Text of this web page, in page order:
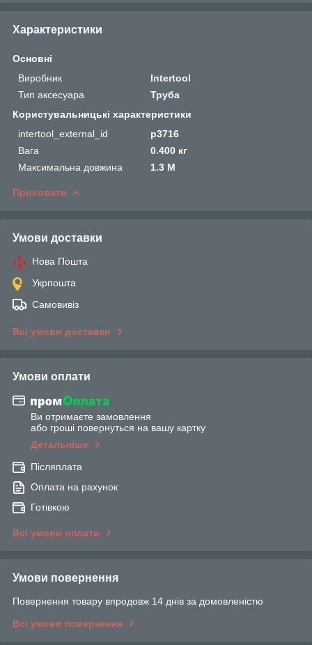
Характеристики
Основні
Виробник
Intertool
Тип аксесуара
Труба
Користувальницькі характеристики
intertool_external_id
p3716
Вага
0.400 кг
Максимальна довжина
1.3 М
Приховати
Умови доставки
Нова Пошта
Укрпошта
Самовивіз
Всі умови доставки
Умови оплати
Ви отримаєте замовлення
або гроші повернуться на вашу картку
Детальніше
Післяплата
Оплата на рахунок
Готівкою
Всі умови оплати
Умови повернення
Повернення товару впродовж 14 днів за домовленістю
Всі умови повернення